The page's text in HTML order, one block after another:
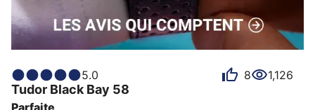
5.0 8 1,126
Tudor Black Bay 58
Parfaite